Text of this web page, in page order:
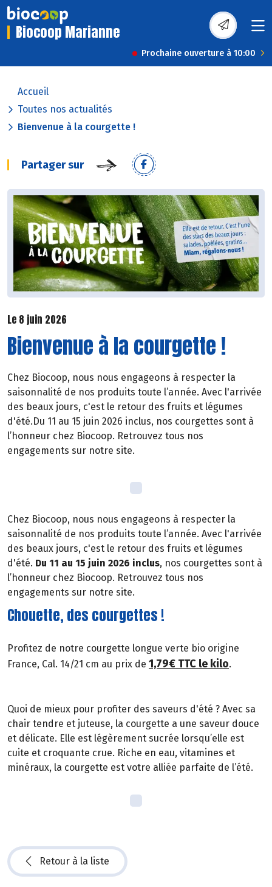
Biocoop Marianne
Prochaine ouverture à 10:00
Accueil
Toutes nos actualités
Bienvenue à la courgette !
Partager sur
Le 8 juin 2026
Bienvenue à la courgette !
Chez Biocoop, nous nous engageons à respecter la
saisonnalité de nos produits toute l’année. Avec l'arrivée
des beaux jours, c'est le retour des fruits et légumes
d'été.Du 11 au 15 juin 2026 inclus, nos courgettes sont à
l’honneur chez Biocoop. Retrouvez tous nos
engagements sur notre site.
Chez Biocoop, nous nous engageons à respecter la
saisonnalité de nos produits toute l’année. Avec l'arrivée
des beaux jours, c'est le retour des fruits et légumes
d'été. Du 11 au 15 juin 2026 inclus, nos courgettes sont à
l’honneur chez Biocoop. Retrouvez tous nos
engagements sur notre site.
Chouette, des courgettes !
Profitez de notre courgette longue verte bio origine
France, Cal. 14/21 cm au prix de 1,79€ TTC le kilo.
Quoi de mieux pour profiter des saveurs d'été ? Avec sa
chair tendre et juteuse, la courgette a une saveur douce
et délicate. Elle est légèrement sucrée lorsqu’elle est
cuite et croquante crue. Riche en eau, vitamines et
minéraux, la courgette est votre alliée parfaite de l’été.
Retour à la liste